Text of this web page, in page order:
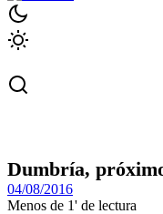
Dumbría,
04/08/2016
Menos de 1' de lectura